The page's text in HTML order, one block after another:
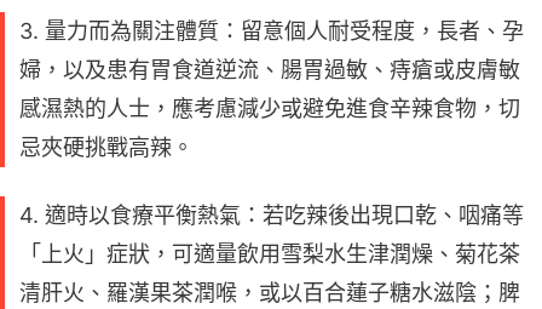
3. 量力而為關注體質：留意個人耐受程度，長者、孕
婦，以及患有胃食道逆流、腸胃過敏、痔瘡或皮膚敏
感濕熱的人士，應考慮減少或避免進食辛辣食物，切
忌夾硬挑戰高辣。
4. 適時以食療平衡熱氣：若吃辣後出現口乾、咽痛等
「上火」症狀，可適量飲用雪梨水生津潤燥、菊花茶
清肝火、羅漢果茶潤喉，或以百合蓮子糖水滋陰；脾